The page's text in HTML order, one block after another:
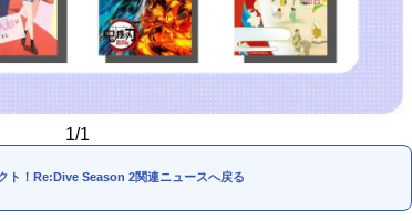
1/1
ト！Re:Dive Season 2関連ニュースへ戻る